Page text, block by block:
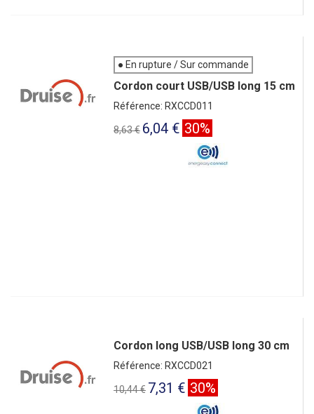
● En rupture / Sur commande
Cordon court USB/USB long 15 cm
Référence: RXCCD011
8,63 € 6,04 € 30%
Cordon long USB/USB long 30 cm
Référence: RXCCD021
10,44 € 7,31 € 30%